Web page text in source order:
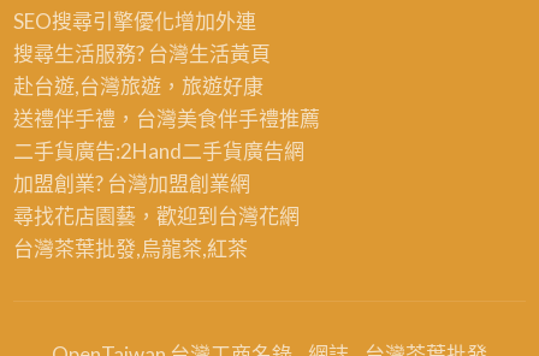
SEO搜尋引擎優化增加外連
搜尋生活服務? 台灣生活黃頁
赴台遊,台灣旅遊，旅遊好康
送禮伴手禮，台灣美食伴手禮推薦
二手貨廣告:2Hand二手貨廣告網
加盟創業? 台灣加盟創業網
尋找花店園藝，歡迎到 台灣花網
台灣茶葉批發,烏龍茶,紅茶